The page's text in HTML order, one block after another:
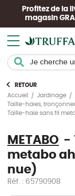
Profitez de la
magasin
RETOUR
Accueil
Jardinage
Taille-haies,
Taille-haie sans fil
METABO
metabo
nue)
Réf. : 65790908